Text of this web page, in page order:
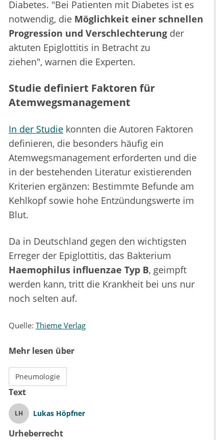
Diabetes. "Bei Patienten mit Diabetes ist es
notwendig, die Möglichkeit einer schnellen
Progression und Verschlechterung der
aktuten Epiglottitis in Betracht zu
ziehen", warnen die Experten.
Studie definiert Faktoren für
Atemwegsmanagement
In der Studie konnten die Autoren Faktoren
definieren, die besonders häufig ein
Atemwegsmanagement erforderten und die
in der bestehenden Literatur existierenden
Kriterien ergänzen: Bestimmte Befunde am
Kehlkopf sowie hohe Entzündungswerte im
Blut.
Da in Deutschland gegen den wichtigsten
Erreger der Epiglottitis, das Bakterium
Haemophilus influenzae Typ B, geimpft
werden kann, tritt die Krankheit bei uns nur
noch selten auf.
Quelle: Thieme Verlag
Mehr lesen über
Pneumologie
Text
LH Lukas Höpfner
Urheberrecht